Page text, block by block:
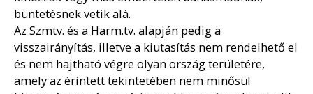
büntetésnek vetik alá.
Az Szmtv. és a Harm.tv. alapján pedig a
visszairányítás, illetve a kiutasítás nem rendelhető el
és nem hajtható végre olyan ország területére,
amely az érintett tekintetében nem minősül